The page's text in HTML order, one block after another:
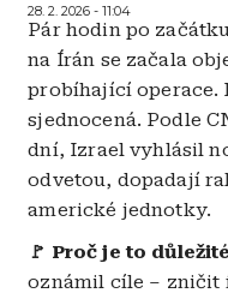
28. 2. 2026 - 11:04
Pár hodin po
na Írán se začala
probíhající operace.
sjednocená. Podle
dní, Izrael vyhlásil
odvetou, dopadají
americké jednotky.
🚩 Proč je to
oznámil cíle – zničit